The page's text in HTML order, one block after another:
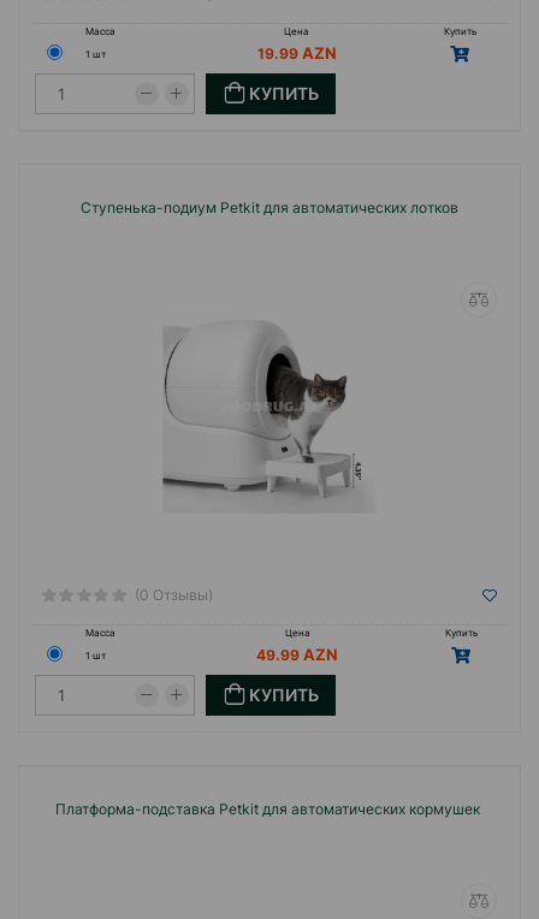
Масса Цена
Купить
1 шт
19.99
КУПИТЬ
Ступенька-подиум Petkit для автоматических лотков
(0 Отзывы)
Масса Цена
Купить
1 шт
49.99
КУПИТЬ
Платформа-подставка Petkit для автоматических кормушек